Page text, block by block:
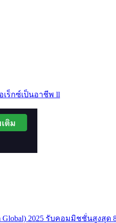
เร็กซ์เป็นอาชีพ ll
2025 รับคอมมิชชั่นสูงสุด